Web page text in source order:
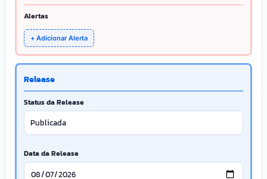
Alertas
+ Adicionar Alerta
Release
Status da Release
Data da Release